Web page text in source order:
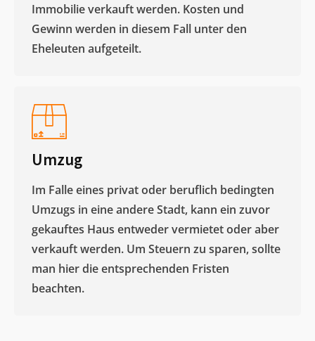
Immobilie verkauft werden. Kosten und
Gewinn werden in diesem Fall unter den
Eheleuten aufgeteilt.​
Umzug
Im Falle eines privat oder beruflich bedingten
Umzugs in eine andere Stadt, kann ein zuvor
gekauftes Haus entweder vermietet oder aber
verkauft werden. Um Steuern zu sparen, sollte
man hier die entsprechenden Fristen
beachten.